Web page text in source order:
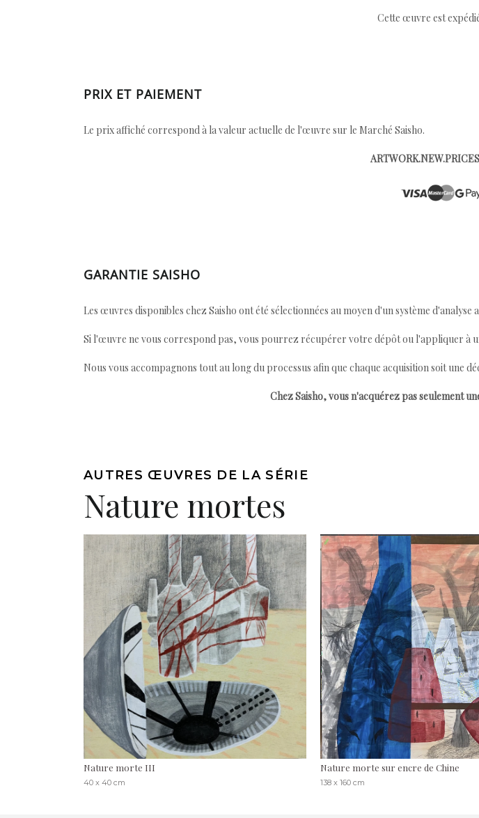
Cette œuvre est
PRIX ET PAIEMENT
Le prix affiché correspond à la valeur actuelle de l'œuvre sur le Marché Saisho.
GARANTIE SAISHO
Les œuvres disponibles chez Saisho ont été sélectionnées au moyen d'un système
Si l'œuvre ne vous correspond pas, vous pourrez récupérer votre dépôt ou l'appliquer à
Nous vous accompagnons tout au long du processus afin que chaque acquisition soit une
Chez Saisho, vous n'acquérez pas seulement
AUTRES ŒUVRES DE LA SÉRIE
Nature mortes
Nature morte III
40 x 40 cm
Nature morte sur encre de Chine
138 x 160 cm